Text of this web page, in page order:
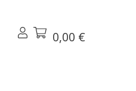
0,00 €